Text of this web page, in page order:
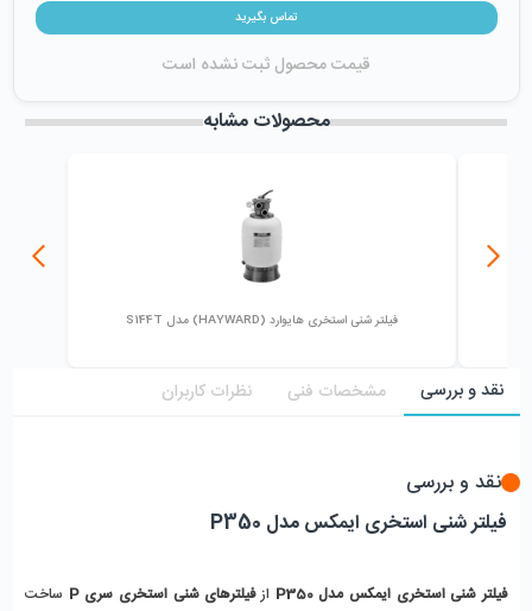
زمان ایجاد فروشگاه :دوشنبه ۲۴ اردیبهشت ۱۳۹۷
تماس بگیرید
قیمت محصول ثبت نشده است
محصولات مشابه
فیلتر شنی استخری هایوارد (HAYWARD) مدل S144T
نقد و بررسی مشخصات فنی نظرات کاربران
نقد و بررسی
فیلتر شنی استخری ایمکس مدل P350
فیلتر شنی استخری ایمکس مدل P350 ازفیلترهای شنی استخری سری P
ساخت